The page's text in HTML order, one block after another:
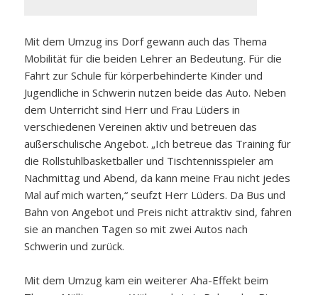
Mit dem Umzug ins Dorf gewann auch das Thema
Mobilität für die beiden Lehrer an Bedeutung. Für die
Fahrt zur Schule für körperbehinderte Kinder und
Jugendliche in Schwerin nutzen beide das Auto. Neben
dem Unterricht sind Herr und Frau Lüders in
verschiedenen Vereinen aktiv und betreuen das
außerschulische Angebot. „Ich betreue das Training für
die Rollstuhlbasketballer und Tischtennisspieler am
Nachmittag und Abend, da kann meine Frau nicht jedes
Mal auf mich warten,“ seufzt Herr Lüders. Da Bus und
Bahn von Angebot und Preis nicht attraktiv sind, fahren
sie an manchen Tagen so mit zwei Autos nach
Schwerin und zurück.
Mit dem Umzug kam ein weiterer Aha-Effekt beim